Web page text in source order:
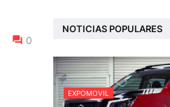
0
NOTICIAS POPULARES
EXPOMOVIL